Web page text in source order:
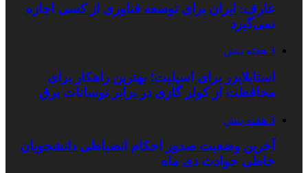
عارف: ایران برای توسعه فناوری از کسی اجازه
نمی‌گیرد
3 هفته پیش
استابلایزر برای اسپلیت؛ بهترین راهکار برای
محافظت از کولر گازی در برابر نوسانات برق
3 هفته پیش
آخرین وضعیت صدور احکام انضباطی دانشجویان
خاطی حوادث دی ماه